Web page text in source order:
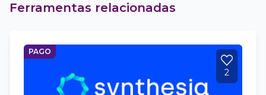
Ferramentas relacionadas
PAGO
2